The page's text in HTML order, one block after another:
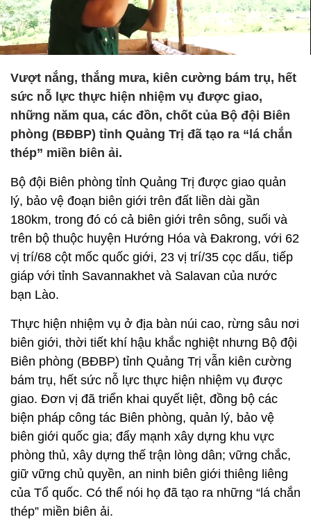
Vượt nắng, thắng mưa, kiên cường bám trụ, hết
sức nỗ lực thực hiện nhiệm vụ được giao,
những năm qua, các đồn, chốt của Bộ đội Biên
phòng (BĐBP) tỉnh Quảng Trị đã tạo ra “lá chắn
thép” miền biên ải.
Bộ đội Biên phòng tỉnh Quảng Trị được giao quản
lý, bảo vệ đoạn biên giới trên đất liền dài gần
180km, trong đó có cả biên giới trên sông, suối và
trên bộ thuộc huyện Hướng Hóa và Đakrong, với 62
vị trí/68 cột mốc quốc giới, 23 vị trí/35 cọc dấu, tiếp
giáp với tỉnh Savannakhet và Salavan của nước
bạn Lào.
Thực hiện nhiệm vụ ở địa bàn núi cao, rừng sâu nơi
biên giới, thời tiết khí hậu khắc nghiệt nhưng Bộ đội
Biên phòng (BĐBP) tỉnh Quảng Trị vẫn kiên cường
bám trụ, hết sức nỗ lực thực hiện nhiệm vụ được
giao. Đơn vị đã triển khai quyết liệt, đồng bộ các
biện pháp công tác Biên phòng, quản lý, bảo vệ
biên giới quốc gia; đẩy mạnh xây dựng khu vực
phòng thủ, xây dựng thế trận lòng dân; vững chắc,
giữ vững chủ quyền, an ninh biên giới thiêng liêng
của Tổ quốc. Có thể nói họ đã tạo ra những “lá chắn
thép” miền biên ải.